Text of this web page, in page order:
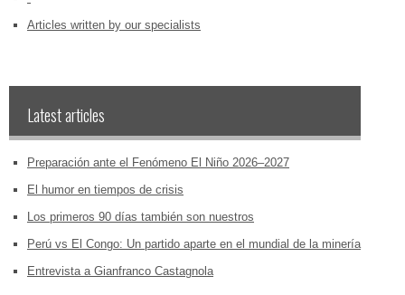
Articles written by our specialists
Latest articles
Preparación ante el Fenómeno El Niño 2026–2027
El humor en tiempos de crisis
Los primeros 90 días también son nuestros
Perú vs El Congo: Un partido aparte en el mundial de la minería
Entrevista a Gianfranco Castagnola